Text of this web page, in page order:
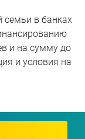
семьи в банках
и на сумму до
и условия на